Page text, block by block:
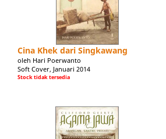
Cina Khek dari Singkawang
oleh Hari Poerwanto
Soft Cover, Januari 2014
Stock tidak tersedia